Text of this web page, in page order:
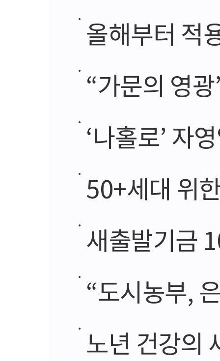
올해부터 적
“가문의 영광”
‘나홀로’ 자
50+세대 위한
새출발기금 10
“도시농부,
노년 건강의